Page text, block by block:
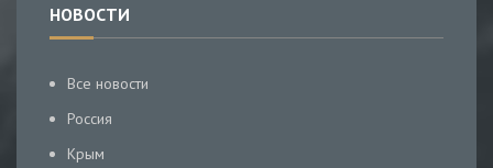
НОВОСТИ
Все новости
Россия
Крым